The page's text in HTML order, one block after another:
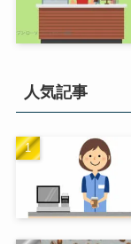
人気記事